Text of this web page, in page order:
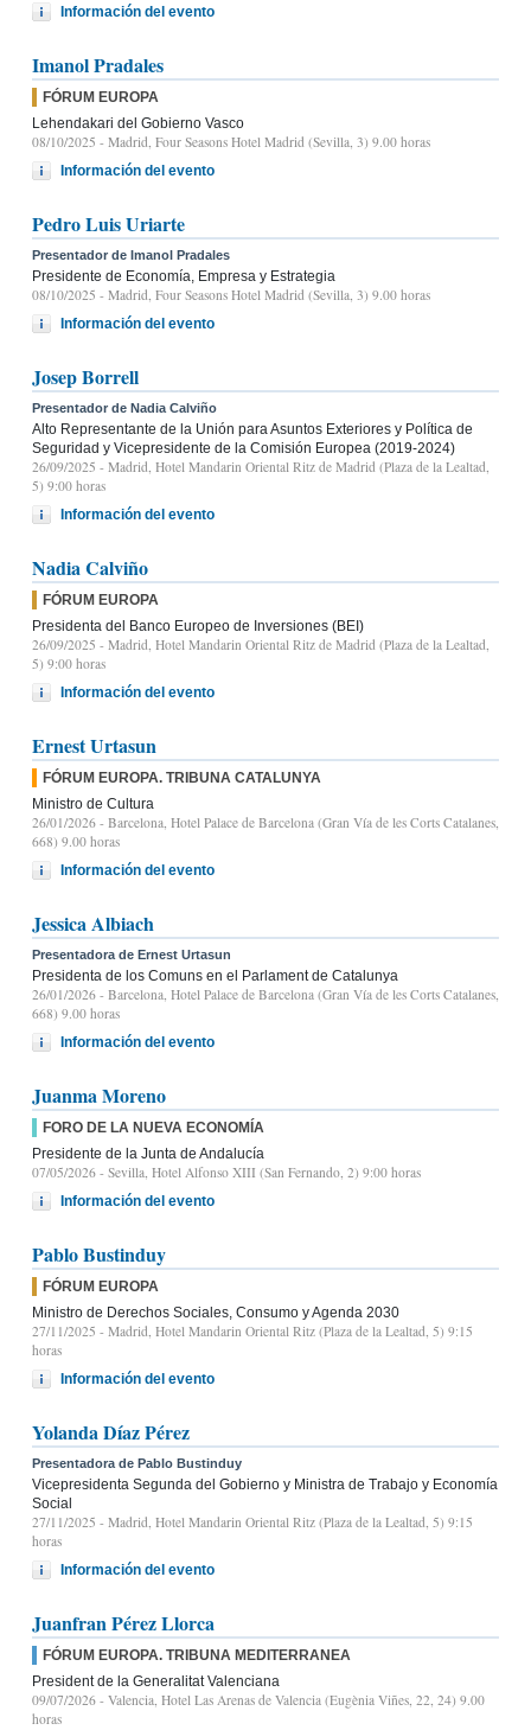
Información del evento
Imanol Pradales
FÓRUM EUROPA
Lehendakari del Gobierno Vasco
08/10/2025 - Madrid, Four Seasons Hotel Madrid (Sevilla, 3) 9.00 horas
Información del evento
Pedro Luis Uriarte
Presentador de Imanol Pradales
Presidente de Economía, Empresa y Estrategia
08/10/2025 - Madrid, Four Seasons Hotel Madrid (Sevilla, 3) 9.00 horas
Información del evento
Josep Borrell
Presentador de Nadia Calviño
Alto Representante de la Unión para Asuntos Exteriores y Política de
Seguridad y Vicepresidente de la Comisión Europea (2019-2024)
26/09/2025 - Madrid, Hotel Mandarin Oriental Ritz de Madrid (Plaza de la Lealtad,
5) 9:00 horas
Información del evento
Nadia Calviño
FÓRUM EUROPA
Presidenta del Banco Europeo de Inversiones (BEI)
26/09/2025 - Madrid, Hotel Mandarin Oriental Ritz de Madrid (Plaza de la Lealtad,
5) 9:00 horas
Información del evento
Ernest Urtasun
FÓRUM EUROPA. TRIBUNA CATALUNYA
Ministro de Cultura
26/01/2026 - Barcelona, Hotel Palace de Barcelona (Gran Vía de les Corts Catalanes,
668) 9.00 horas
Información del evento
Jessica Albiach
Presentadora de Ernest Urtasun
Presidenta de los Comuns en el Parlament de Catalunya
26/01/2026 - Barcelona, Hotel Palace de Barcelona (Gran Vía de les Corts Catalanes,
668) 9.00 horas
Información del evento
Juanma Moreno
FORO DE LA NUEVA ECONOMÍA
Presidente de la Junta de Andalucía
07/05/2026 - Sevilla, Hotel Alfonso XIII (San Fernando, 2) 9:00 horas
Información del evento
Pablo Bustinduy
FÓRUM EUROPA
Ministro de Derechos Sociales, Consumo y Agenda 2030
27/11/2025 - Madrid, Hotel Mandarin Oriental Ritz (Plaza de la Lealtad, 5) 9:15
horas
Información del evento
Yolanda Díaz Pérez
Presentadora de Pablo Bustinduy
Vicepresidenta Segunda del Gobierno y Ministra de Trabajo y Economía
Social
27/11/2025 - Madrid, Hotel Mandarin Oriental Ritz (Plaza de la Lealtad, 5) 9:15
horas
Información del evento
Juanfran Pérez Llorca
FÓRUM EUROPA. TRIBUNA MEDITERRANEA
President de la Generalitat Valenciana
09/07/2026 - Valencia, Hotel Las Arenas de Valencia (Eugènia Viñes, 22, 24) 9.00
horas